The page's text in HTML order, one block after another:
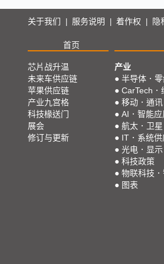
关于我们 服务说明 着作权 隐
首页
芯片战升温
未来车供应链
苹果供应链
产业九宫格
科技椽送门
展会
修订与更新
产业
● 半导体．
● CarTech．
● 移动．通
● AI．智能
● 航太．卫
● IT．系统
● 光电．显
● 科技政策
● 物联科技
● 图表